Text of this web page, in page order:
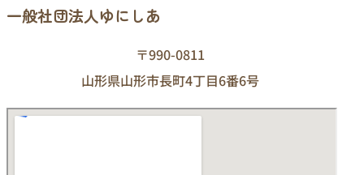
一般社団法人ゆにしあ
〒990-0811
山形県山形市長町4丁目6番6号